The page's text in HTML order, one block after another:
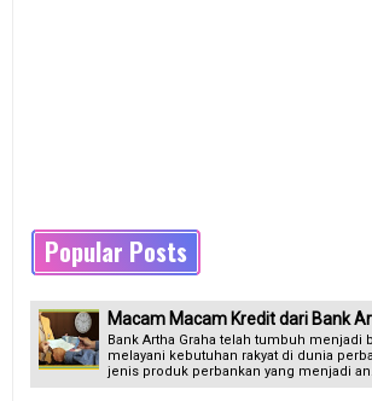
Popular Posts
Macam Macam Kredit dari Bank
Bank Artha Graha telah tumbuh menjadi
melayani kebutuhan rakyat di dunia
jenis produk perbankan yang menjadi